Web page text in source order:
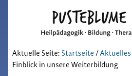
Hauptnavigation
content
Pusteblume
Chiemgau
Aktuelle Seite: Startseite /Aktuelles
Einblick in unsere Weiterbildung